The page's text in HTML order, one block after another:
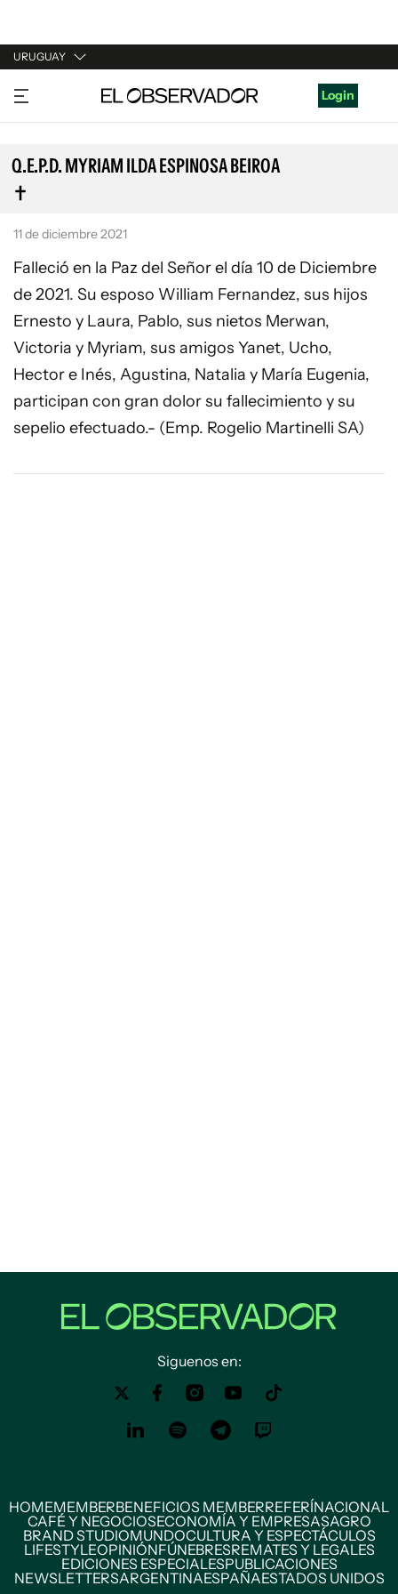
URUGUAY
URUGUAY
ARGENTINA
ESPAÑA
ESTADOS UNIDOS
Login
Q.E.P.D. MYRIAM ILDA ESPINOSA BEIROA
11 de diciembre 2021
Falleció en la Paz del Señor el día 10 de Diciembre
de 2021. Su esposo William Fernandez, sus hijos
Ernesto y Laura, Pablo, sus nietos Merwan,
Victoria y Myriam, sus amigos Yanet, Ucho,
Hector e Inés, Agustina, Natalia y María Eugenia,
participan con gran dolor su fallecimiento y su
sepelio efectuado.- (Emp. Rogelio Martinelli SA)
Siguenos en:
HOMEMEMBERBENEFICIOS MEMBERREFERÍNACIONAL
CAFÉ Y NEGOCIOSECONOMÍA Y EMPRESASAGRO
BRAND STUDIOMUNDOCULTURA Y ESPECTÁCULOS
LIFESTYLEOPINIÓNFÚNEBRESREMATES Y LEGALES
EDICIONES ESPECIALESPUBLICACIONES
NEWSLETTERSARGENTINAESPAÑAESTADOS UNIDOS